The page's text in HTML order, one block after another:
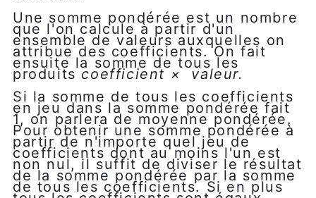
Une somme pondérée est un nombre
que l'on calcule à partir d'un
ensemble de valeurs auxquelles on
attribue des coefficients. On fait
ensuite la somme de tous les
produits coefficient × valeur.
Si la somme de tous les coefficients
en jeu dans la somme pondérée fait
1, on parlera de moyenne pondérée.
Pour obtenir une somme pondérée à
partir de n'importe quel jeu de
coefficients dont au moins l'un est
non nul, il suffit de diviser le résultat
de la somme pondérée par la somme
de tous les coefficients. Si en plus